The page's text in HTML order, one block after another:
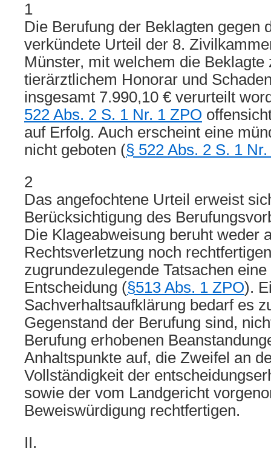
1
Die Berufung der Beklagten gegen
verkündete Urteil der 8.
Münster, mit welchem die Beklagte
tierärztlichem Honorar und
insgesamt 7.990,10 € verurteilt
522 Abs. 2 S. 1 Nr. 1 ZPO
auf Erfolg. Auch erscheint eine
nicht geboten (§ 522 Abs. 2 S. 1
2
Das angefochtene Urteil erweist
Berücksichtigung des
Die Klageabweisung beruht weder
Rechtsverletzung noch
zugrundezulegende Tatsachen
Entscheidung (§513 Abs. 1 ZPO).
Sachverhaltsaufklärung bedarf es
Gegenstand der Berufung sind,
Berufung erhobenen
Anhaltspunkte auf, die Zweifel an
Vollständigkeit der
sowie der vom Landgericht
Beweiswürdigung rechtfertigen.
II.